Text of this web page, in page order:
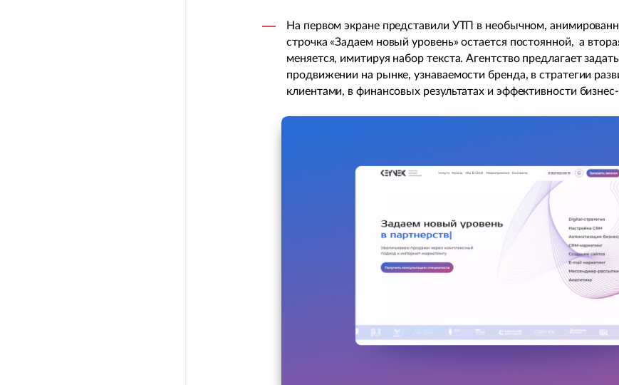
На первом экране представили УТП в необычном,
строчка «Задаем новый уровень» остается постоянной, а
меняется, имитируя набор текста. Агентство предлагает
продвижении на рынке, узнаваемости бренда, в стратегии
клиентами, в финансовых результатах и эффективности